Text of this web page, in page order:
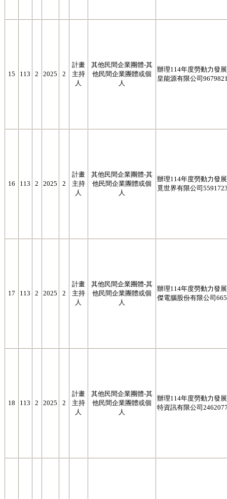
15 113 2 2025 2
計畫
主持
人
其他民間企業團體-其
他民間企業團體或個
人
辦理114年度勞動力發
皇能源有限公司
16 113 2 2025 2
計畫
主持
人
其他民間企業團體-其
他民間企業團體或個
人
辦理114年度勞動力發
覓世界有限公司
17 113 2 2025 2
計畫
主持
人
其他民間企業團體-其
他民間企業團體或個
人
辦理114年度勞動力發
傑電腦股份有限公司
18 113 2 2025 2
計畫
主持
人
其他民間企業團體-其
他民間企業團體或個
人
辦理114年度勞動力發
特資訊有限公司